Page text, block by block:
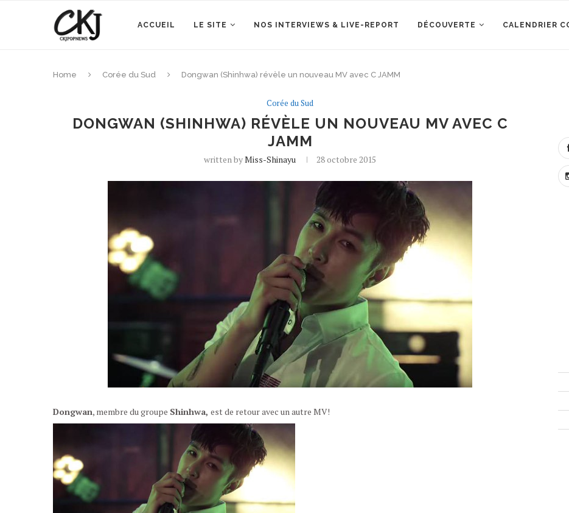
ACCUEIL LE SITE NOS INTERVIEWS & LIVE-REPORT DÉCOUVERTE CALENDRIER
Home Corée du Sud Dongwan (Shinhwa) révèle un nouveau MV avec C JAMM
Corée du Sud
DONGWAN (SHINHWA) RÉVÈLE UN NOUVEAU MV AVEC C
JAMM
written byMiss-Shinayu 28 octobre 2015
Dongwan, membre du groupe Shinhwa, est de retour avec un autre MV!